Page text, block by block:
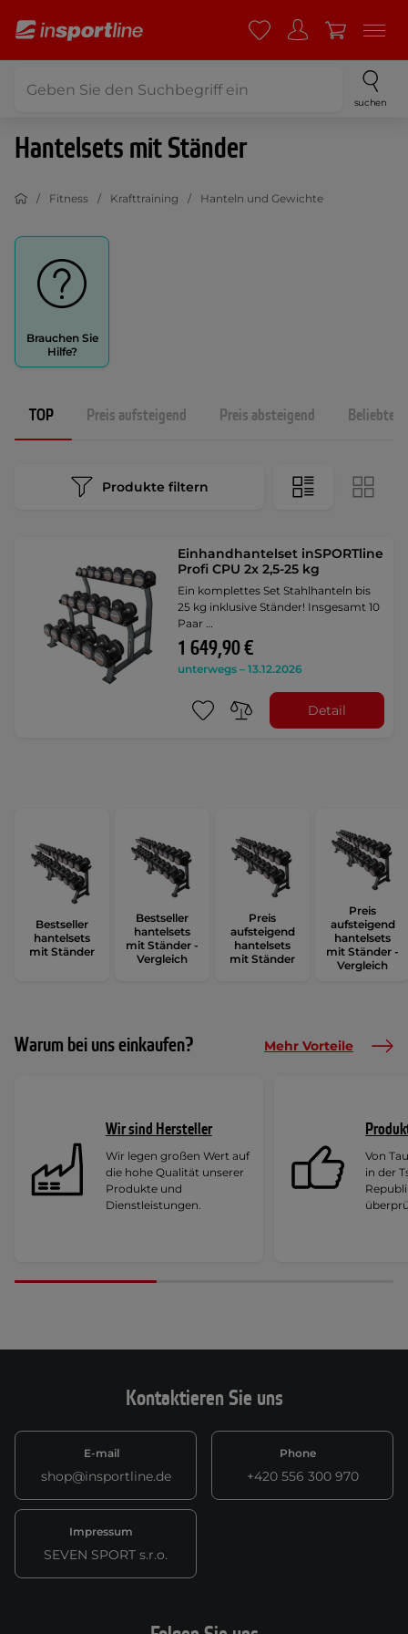
suchen
Hantelsets mit Ständer
Fitness Krafttraining Hanteln und Gewichte
Brauchen Sie
Hilfe?
TOP Preis aufsteigend Preis absteigend
Produkte filtern
Einhandhantelset inSPORTline
Profi CPU 2x 2,5-25 kg
Ein komplettes Set Stahlhanteln bis
25 kg inklusive Ständer! Insgesamt 10
Paar …
1 649,90 €
unterwegs – 13.12.2026
Detail
Bestseller
hantelsets
mit Ständer
Bestseller
hantelsets
mit Ständer -
Vergleich
Preis
aufsteigend
hantelsets
mit Ständer
Preis
aufsteigend
hantelsets
mit Ständer -
Vergleich
Warum bei uns einkaufen? Mehr Vorteile
Wir sind Hersteller
Wir legen großen Wert auf
die hohe Qualität unserer
Produkte und
Dienstleistungen.
Von
in der
Kontaktieren Sie uns
E-mail
shop@insportline.de
Phone
+420 556 300 970
Impressum
SEVEN SPORT s.r.o.